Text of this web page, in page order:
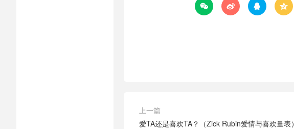
   
上一篇
爱TA还是喜欢TA？（Zick Rubin爱情与喜欢量表）